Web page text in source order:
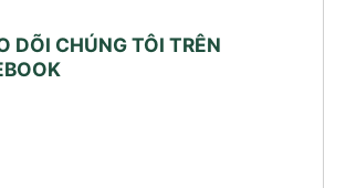
DÕI CHÚNG TÔI TRÊN